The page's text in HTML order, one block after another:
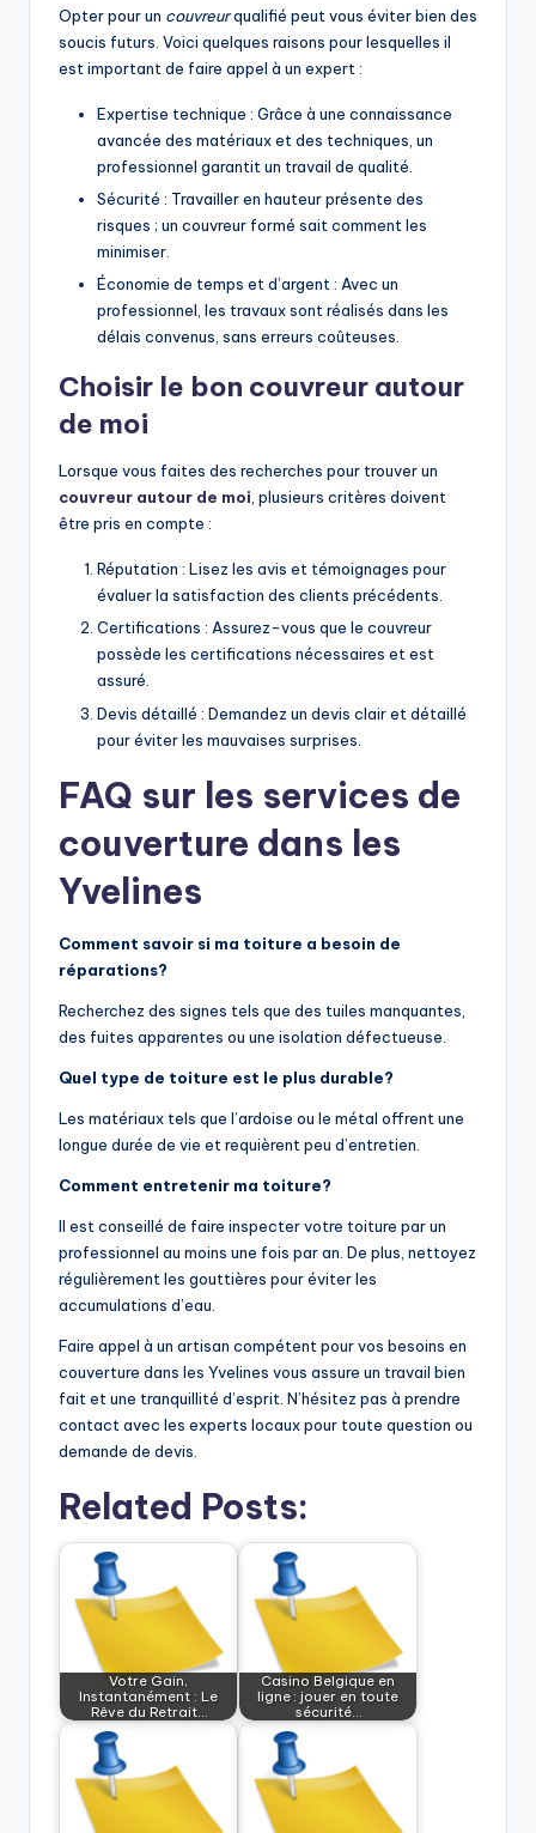
Opter pour un couvreurqualifié peut vous éviter bien des
soucis futurs. Voici quelques raisons pour lesquelles il
est important de faire appel à un expert :
Expertise technique : Grâce à une connaissance
avancée des matériaux et des techniques, un
professionnel garantit un travail de qualité.
Sécurité : Travailler en hauteur présente des
risques ; un couvreur formé sait comment les
minimiser.
Économie de temps et d’argent : Avec un
professionnel, les travaux sont réalisés dans les
délais convenus, sans erreurs coûteuses.
Choisir le bon couvreur autour
de moi
Lorsque vous faites des recherches pour trouver un
couvreur autour de moi, plusieurs critères doivent
être pris en compte :
Réputation : Lisez les avis et témoignages pour
évaluer la satisfaction des clients précédents.
Certifications : Assurez-vous que le couvreur
possède les certifications nécessaires et est
assuré.
Devis détaillé : Demandez un devis clair et détaillé
pour éviter les mauvaises surprises.
FAQ sur les services de
couverture dans les
Yvelines
Comment savoir si ma toiture a besoin de
réparations?
Recherchez des signes tels que des tuiles manquantes,
des fuites apparentes ou une isolation défectueuse.
Quel type de toiture est le plus durable?
Les matériaux tels que l’ardoise ou le métal offrent une
longue durée de vie et requièrent peu d’entretien.
Comment entretenir ma toiture?
Il est conseillé de faire inspecter votre toiture par un
professionnel au moins une fois par an. De plus, nettoyez
régulièrement les gouttières pour éviter les
accumulations d’eau.
Faire appel à un artisan compétent pour vos besoins en
couverture dans les Yvelines vous assure un travail bien
fait et une tranquillité d’esprit. N’hésitez pas à prendre
contact avec les experts locaux pour toute question ou
demande de devis.
Related Posts:
Votre Gain,
Instantanément : Le
Rêve du Retrait…
Casino Belgique en
ligne : jouer en toute
sécurité…